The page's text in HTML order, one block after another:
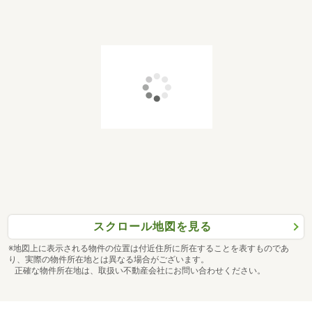
スクロール地図を見る
※地図上に表示される物件の位置は付近住所に所在することを表すものであ
り、実際の物件所在地とは異なる場合がございます。
正確な物件所在地は、取扱い不動産会社にお問い合わせください。